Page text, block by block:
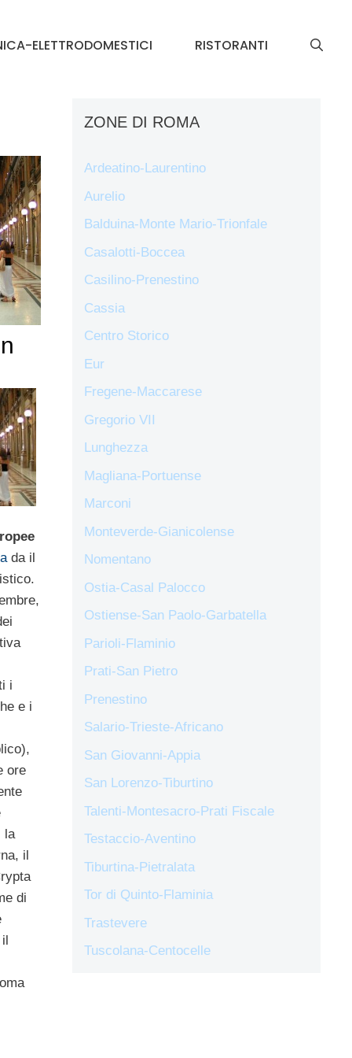
ELETTRODOMESTICI RISTORANTI
da il
i
e i
ore
la
il
di
ZONE DI ROMA
Ardeatino-Laurentino
Aurelio
Balduina-Monte Mario-Trionfale
Casalotti-Boccea
Casilino-Prenestino
Cassia
Centro Storico
Eur
Fregene-Maccarese
Gregorio VII
Lunghezza
Magliana-Portuense
Marconi
Monteverde-Gianicolense
Nomentano
Ostia-Casal Palocco
Ostiense-San Paolo-Garbatella
Parioli-Flaminio
Prati-San Pietro
Prenestino
Salario-Trieste-Africano
San Giovanni-Appia
San Lorenzo-Tiburtino
Talenti-Montesacro-Prati Fiscale
Testaccio-Aventino
Tiburtina-Pietralata
Tor di Quinto-Flaminia
Trastevere
Tuscolana-Centocelle